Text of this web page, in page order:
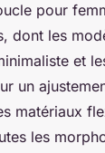
pour
dont les
et
un
matériaux
les